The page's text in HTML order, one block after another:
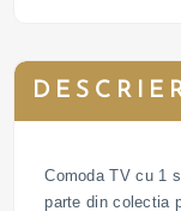
Comoda TV cu 1
parte din colectia